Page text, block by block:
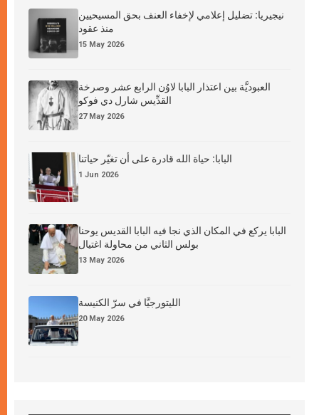
نيجيريا: تضليل إعلامي لإخفاء العنف بحق المسيحيين
منذ عقود
15 May 2026
العبوديَّة بين اعتذار البابا لاوُن الرابع عشر وصرخة
القدِّيس شارل دي فوكو
27 May 2026
البابا: حياة الله قادرة على أن تغيّر حياتنا
1 Jun 2026
البابا يركع في المكان الذي نجا فيه البابا القديس يوحنا
بولس الثاني من محاولة اغتيال
13 May 2026
الليتورجيَّا في سرّ الكنيسة
20 May 2026